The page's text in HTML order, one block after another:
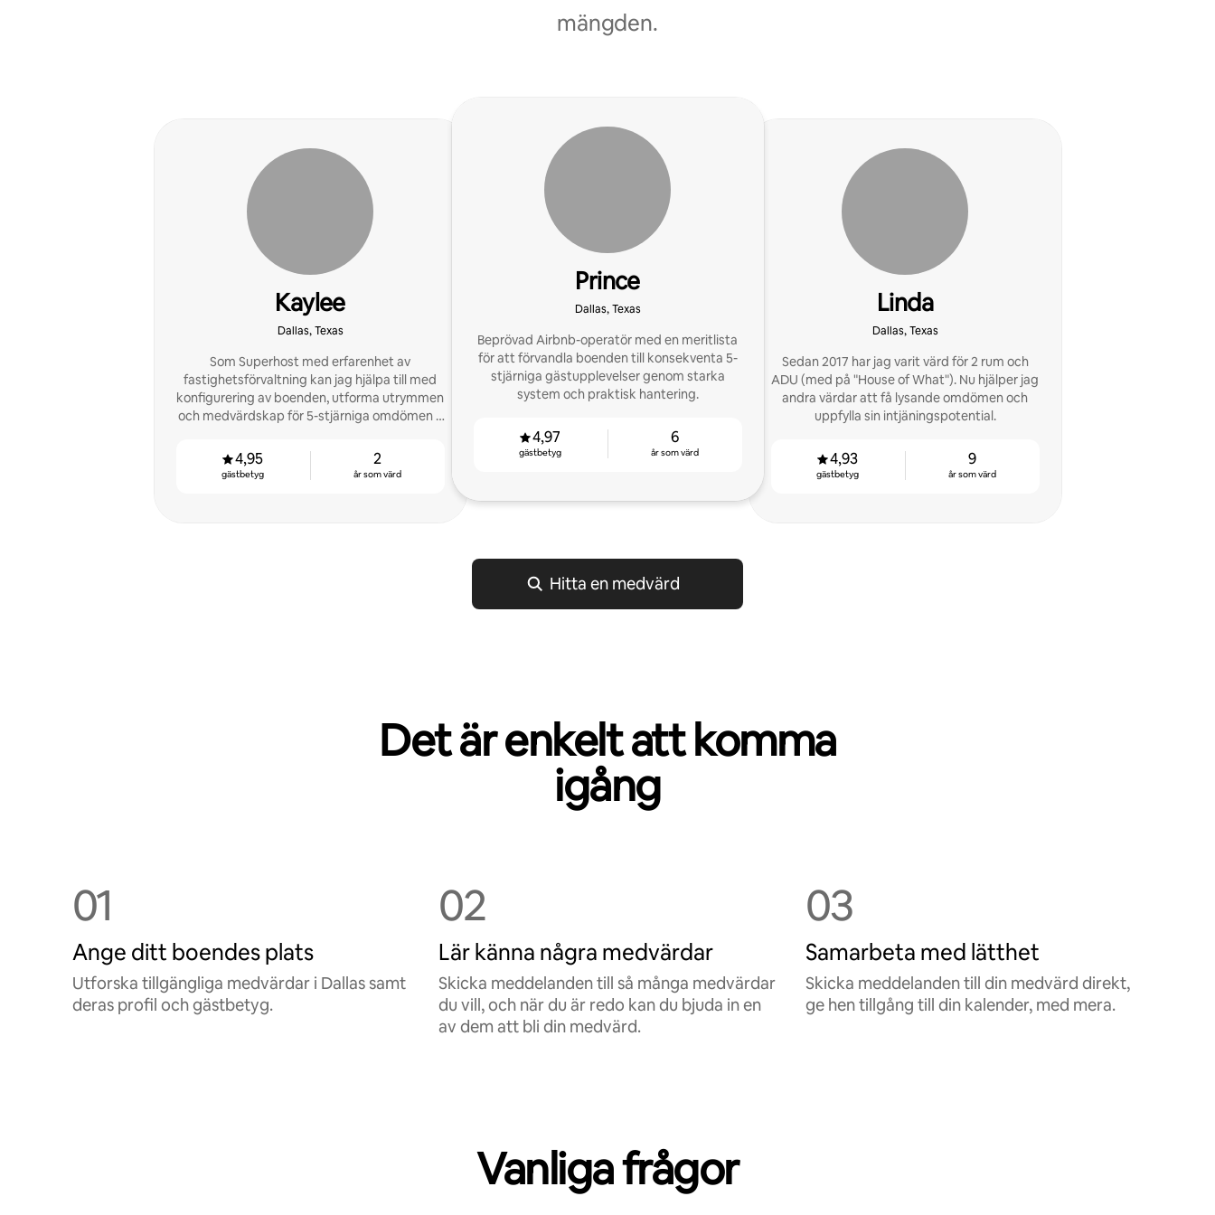
mängden.
Kaylee
Dallas, Texas
Som Superhost med erfarenhet av
fastighetsförvaltning kan jag hjälpa till med
konfigurering av boenden, utforma utrymmen
och medvärdskap för 5-stjärniga omdömen +
4,95
gästbetyg
2
år som värd
Prince
Dallas, Texas
Beprövad Airbnb-operatör med en meritlista
för att förvandla boenden till konsekventa 5-
stjärniga gästupplevelser genom starka
system och praktisk hantering.
4,97
gästbetyg
6
år som värd
Linda
Dallas, Texas
Sedan 2017 har jag varit värd för 2 rum och
ADU (med på "House of What"). Nu hjälper jag
andra värdar att få lysande omdömen och
uppfylla sin intjäningspotential.
4,93
gästbetyg
9
år som värd
Hitta en medvärd
Det är enkelt att komma
igång
01
Ange ditt boendes plats
Utforska tillgängliga medvärdar i Dallas samt
deras profil och gästbetyg.
02
Lär känna några medvärdar
Skicka meddelanden till så många medvärdar
du vill, och när du är redo kan du bjuda in en
av dem att bli din medvärd.
03
Samarbeta med lätthet
Skicka meddelanden till din medvärd direkt,
ge hen tillgång till din kalender, med mera.
Vanliga frågor